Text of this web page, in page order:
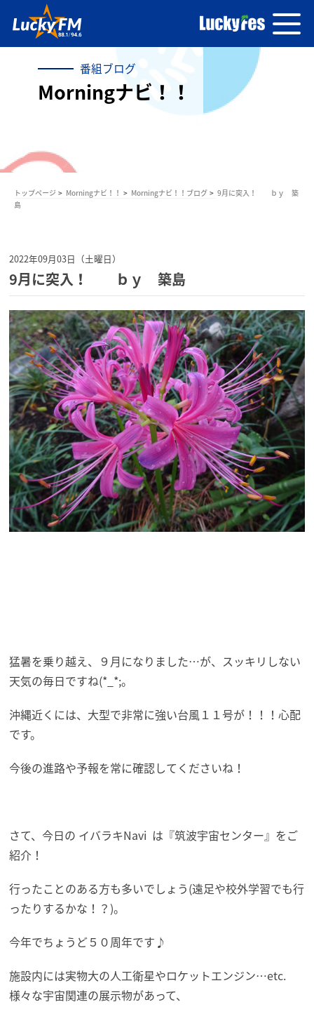
番組ブログ
Morningナビ！！
トップページ Morningナビ！！ Morningナビ！！ブログ
9月に突入！ ｂｙ 築
島
2022年09月03日（土曜日）
9月に突入！ ｂｙ 築島
猛暑を乗り越え、９月になりました…が、スッキリしない
天気の毎日ですね(*_*;。
沖縄近くには、大型で非常に強い台風１１号が！！！心配
です。
今後の進路や予報を常に確認してくださいね！
さて、今日の イバラキNavi は『筑波宇宙センター』をご
紹介！
行ったことのある方も多いでしょう(遠足や校外学習でも行
ったりするかな！？)。
今年でちょうど５０周年です♪
施設内には実物大の人工衛星やロケットエンジン…etc.
様々な宇宙関連の展示物があって、